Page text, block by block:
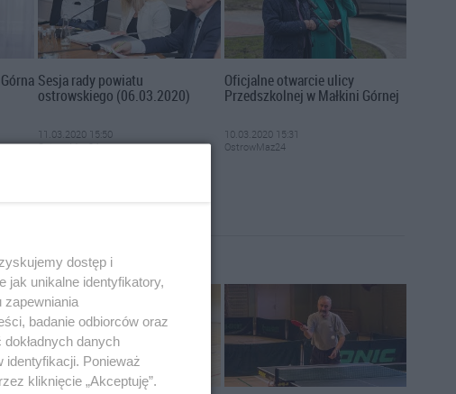
Sesja rady powiatu
ostrowskiego (06.03.2020)
11.03.2020 15:50
OstrowMaz24
Oficjalne otwarcie ulicy
Przedszkolnej w Małkini Górnej
10.03.2020 15:31
OstrowMaz24
dostęp i
jak unikalne identyfikatory,
zapewniania
badanie odbiorców oraz
danych
Ponieważ
kliknięcie „Akceptuję”.